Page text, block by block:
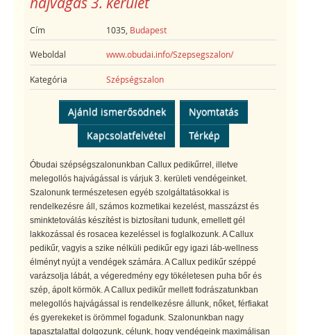
Cím 1035, Budapest
Weboldal www.obudai.info/Szepsegszalon/
Kategória Szépségszalon
Ajánld ismerősödnek
Nyomtatás
Kapcsolatfelvétel
Térkép
Óbudai szépségszalonunkban Callux pedikűrrel, illetve
melegollós hajvágással is várjuk 3. kerületi vendégeinket.
Szalonunk természetesen egyéb szolgáltatásokkal is
rendelkezésre áll, számos kozmetikai kezelést, masszázst és
sminktetoválás készítést is biztosítani tudunk, emellett gél
lakkozással és rosacea kezeléssel is foglalkozunk. A Callux
pedikűr, vagyis a szike nélküli pedikűr egy igazi láb-wellness
élményt nyújt a vendégek számára. A Callux pedikűr széppé
varázsolja lábát, a végeredmény egy tökéletesen puha bőr és
szép, ápolt körmök. A Callux pedikűr mellett fodrászatunkban
melegollós hajvágással is rendelkezésre állunk, nőket, férfiakat
és gyerekeket is örömmel fogadunk. Szalonunkban nagy
tapasztalattal dolgozunk, célunk, hogy vendégeink maximálisan